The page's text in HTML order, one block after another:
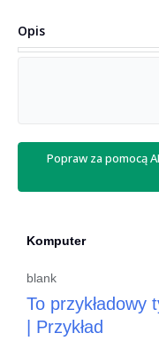
Opis
Popraw za pomocą
Komputer
blank
To przykładowy
| Przykład